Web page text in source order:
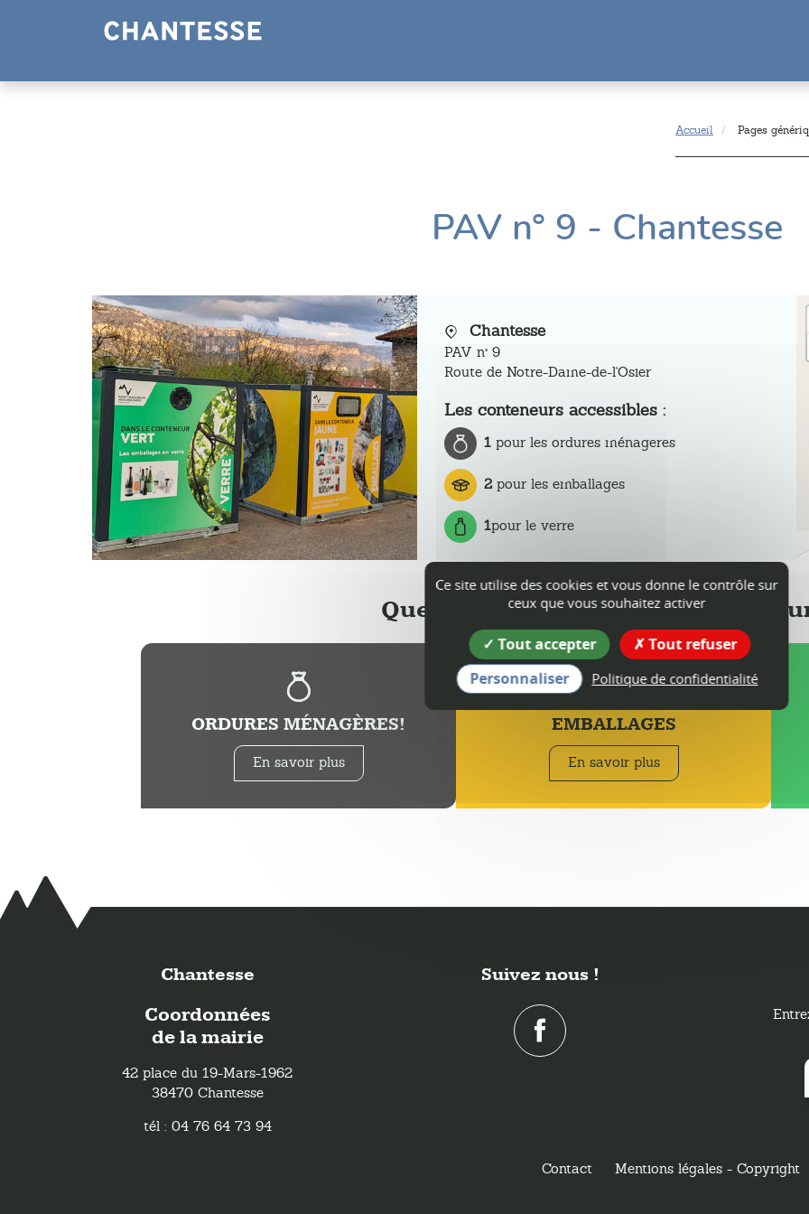
Accueil Pages
PAV n° 9 - Chantesse
Chantesse
PAV n° 9
Route de Notre-Dame-de-l'Osier
Les conteneurs accessibles :
1 pour les ordures ménageres
2 pour les emballages
1pour le verre
Quels déchets dans quel
ORDURES MÉNAGÈRES!
En savoir plus
EMBALLAGES
En savoir plus
Chantesse
Coordonnées
de la mairie
42 place du 19-Mars-1962
38470 Chantesse
tél : 04 76 64 73 94
Suivez nous !
Contact Mentions légales - Copyright
Ce site utilise des cookies et vous donne le contrôle sur
ceux que vous souhaitez activer
Tout accepter
Tout refuser
Personnaliser
Politique de confidentialité